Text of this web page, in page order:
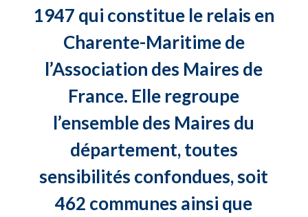
1947 qui constitue le relais en
Charente-Maritime de
l’Association des Maires de
France. Elle regroupe
l’ensemble des Maires du
département, toutes
sensibilités confondues, soit
462 communes ainsi que